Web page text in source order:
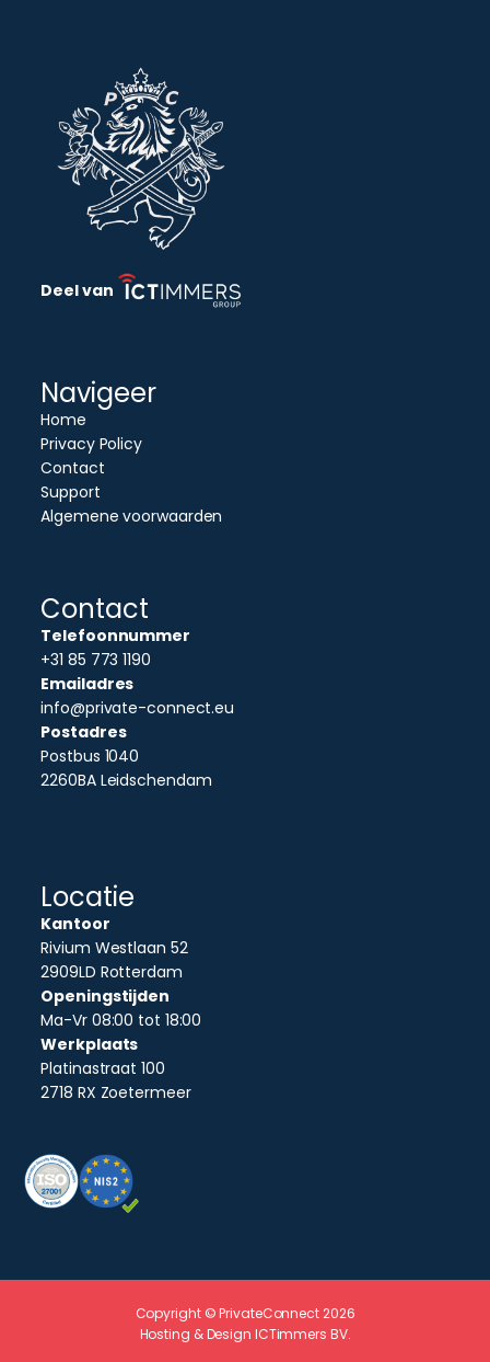
Deel van
Navigeer
Home
Privacy Policy
Contact
Support
Algemene voorwaarden
Contact
Telefoonnummer
+31 85 773 1190
Emailadres
info@private-connect.eu
Postadres
Postbus 1040
2260BA Leidschendam
Locatie
Kantoor
Rivium Westlaan 52
2909LD Rotterdam
Openingstijden
Ma-Vr 08:00 tot 18:00
Werkplaats
Platinastraat 100
2718 RX Zoetermeer
Copyright © PrivateConnect2026
Hosting & Design ICTimmers BV.